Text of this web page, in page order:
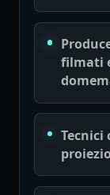
filmati
Tecnici